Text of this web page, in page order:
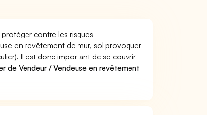
contre les risques
en revêtement de mur, sol provoquer
Il est donc important de se couvrir
de Vendeur / Vendeuse en revêtement